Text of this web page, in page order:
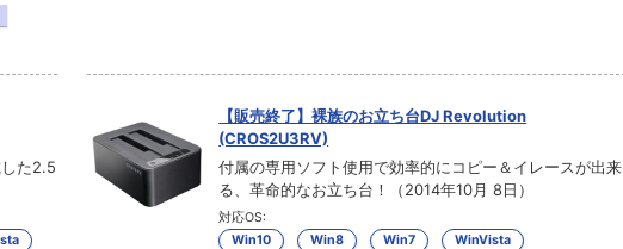
た2.5
【販売終了】裸族のお立ち台DJ Revolution
(CROS2U3RV)
付属の専用ソフト使用で効率的にコピー＆イレースが出来
る、革命的なお立ち台！（2014年10月 8日）
対応OS:
Win10
Win8 Win7 WinVista